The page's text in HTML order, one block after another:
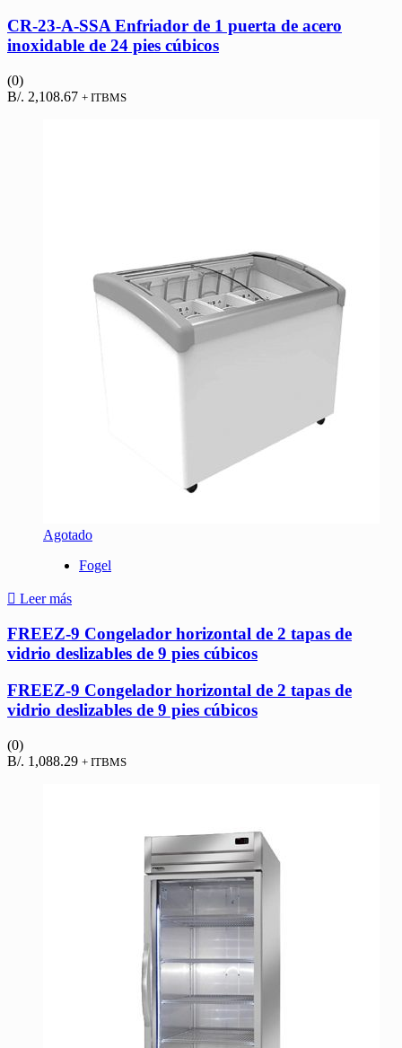
CR-23-A-SSA Enfriador de 1 puerta de acero
inoxidable de 24 pies cúbicos
(0)
B/. 2,108.67 + ITBMS
Agotado
Fogel
Leer más
FREEZ-9 Congelador horizontal de 2 tapas de
vidrio deslizables de 9 pies cúbicos
FREEZ-9 Congelador horizontal de 2 tapas de
vidrio deslizables de 9 pies cúbicos
(0)
B/. 1,088.29 + ITBMS